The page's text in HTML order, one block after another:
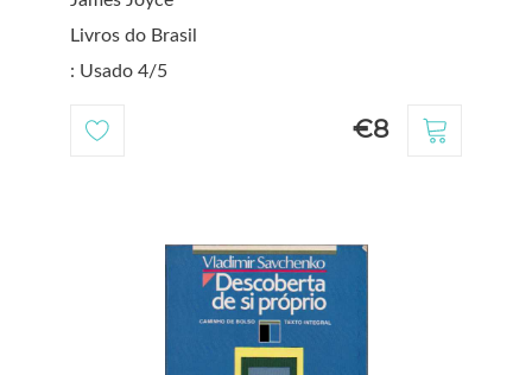
Livros do Brasil
: Usado 4/5
€8